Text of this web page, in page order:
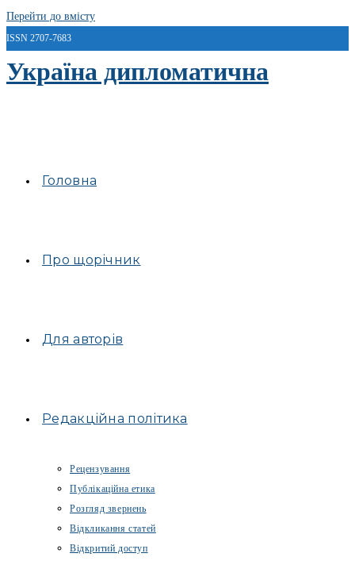
Перейти до вмісту
ISSN 2707-7683
Україна дипломатична
Головна
Про щорічник
Для авторів
Редакційна політика
Рецензування
Публікаційна етика
Розгляд звернень
Відкликання статей
Відкритий доступ